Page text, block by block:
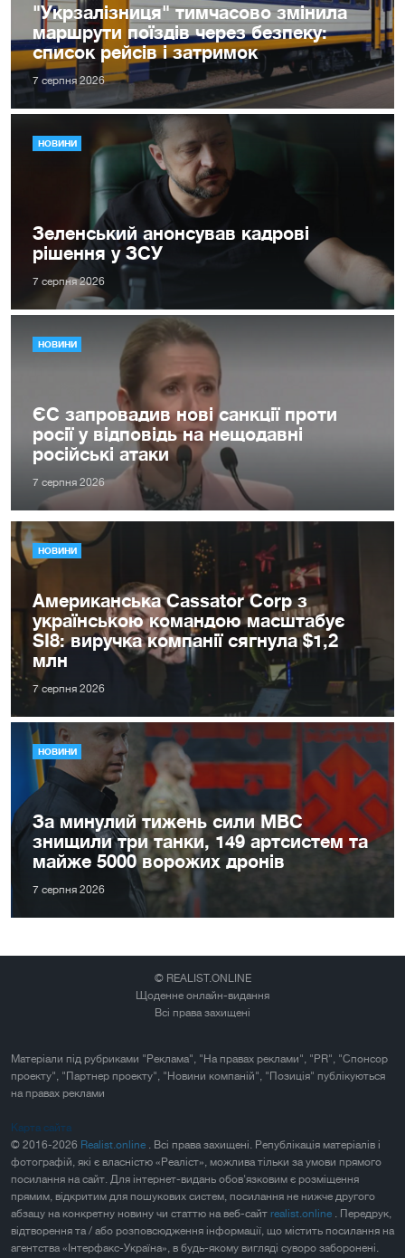
"Укрзалізниця" тимчасово змінила
маршрути поїздів через безпеку:
список рейсів і затримок
7 серпня 2026
НОВИНИ
Зеленський анонсував кадрові
рішення у ЗСУ
7 серпня 2026
НОВИНИ
ЄС запровадив нові санкції проти
росії у відповідь на нещодавні
російські атаки
7 серпня 2026
НОВИНИ
Американська Cassator Corp з
українською командою масштабує
SI8: виручка компанії сягнула $1,2
млн
7 серпня 2026
НОВИНИ
За минулий тижень сили МВС
знищили три танки, 149 артсистем та
майже 5000 ворожих дронів
7 серпня 2026
© REALIST.ONLINE
Щоденне онлайн-видання
Всі права захищені
Матеріали під рубриками "Реклама", "На правах реклами", "PR", "Спонсор
проекту", "Партнер проекту", "Новини компаній", "Позиція" публікуються
на правах реклами
Карта сайта
© 2016-2026 Realist.online . Всі права захищені. Републікація матеріалів і
фотографій, які є власністю «Реаліст», можлива тільки за умови прямого
посилання на сайт. Для інтернет-видань обов'язковим є розміщення
прямим, відкритим для пошукових систем, посилання не нижче другого
абзацу на конкретну новину чи статтю на веб-сайт realist.online . Передрук,
відтворення та / або розповсюдження інформації, що містить посилання на
агентства «Інтерфакс-Україна», в будь-якому вигляді суворо заборонені.